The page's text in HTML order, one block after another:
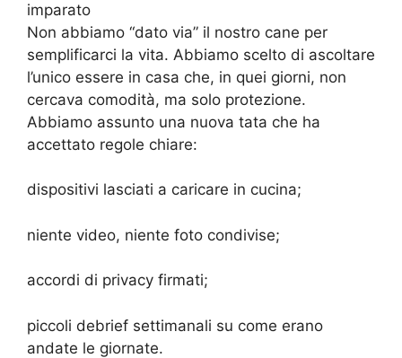
imparato
Non abbiamo “dato via” il nostro cane per
semplificarci la vita. Abbiamo scelto di ascoltare
l’unico essere in casa che, in quei giorni, non
cercava comodità, ma solo protezione.
Abbiamo assunto una nuova tata che ha
accettato regole chiare:
dispositivi lasciati a caricare in cucina;
niente video, niente foto condivise;
accordi di privacy firmati;
piccoli debrief settimanali su come erano
andate le giornate.